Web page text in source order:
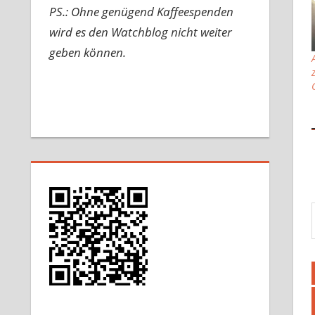
PS.: Ohne genügend Kaffeespenden
wird es den Watchblog nicht weiter
geben können.